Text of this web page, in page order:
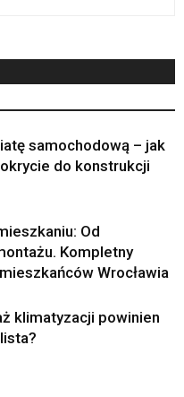
samochodową – jak
do konstrukcji
Od
Kompletny
Wrocławia
klimatyzacji powinien